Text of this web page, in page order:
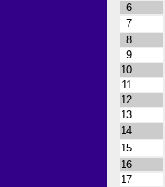
6
7
8
9
10
11
12
13
14
15
16
17